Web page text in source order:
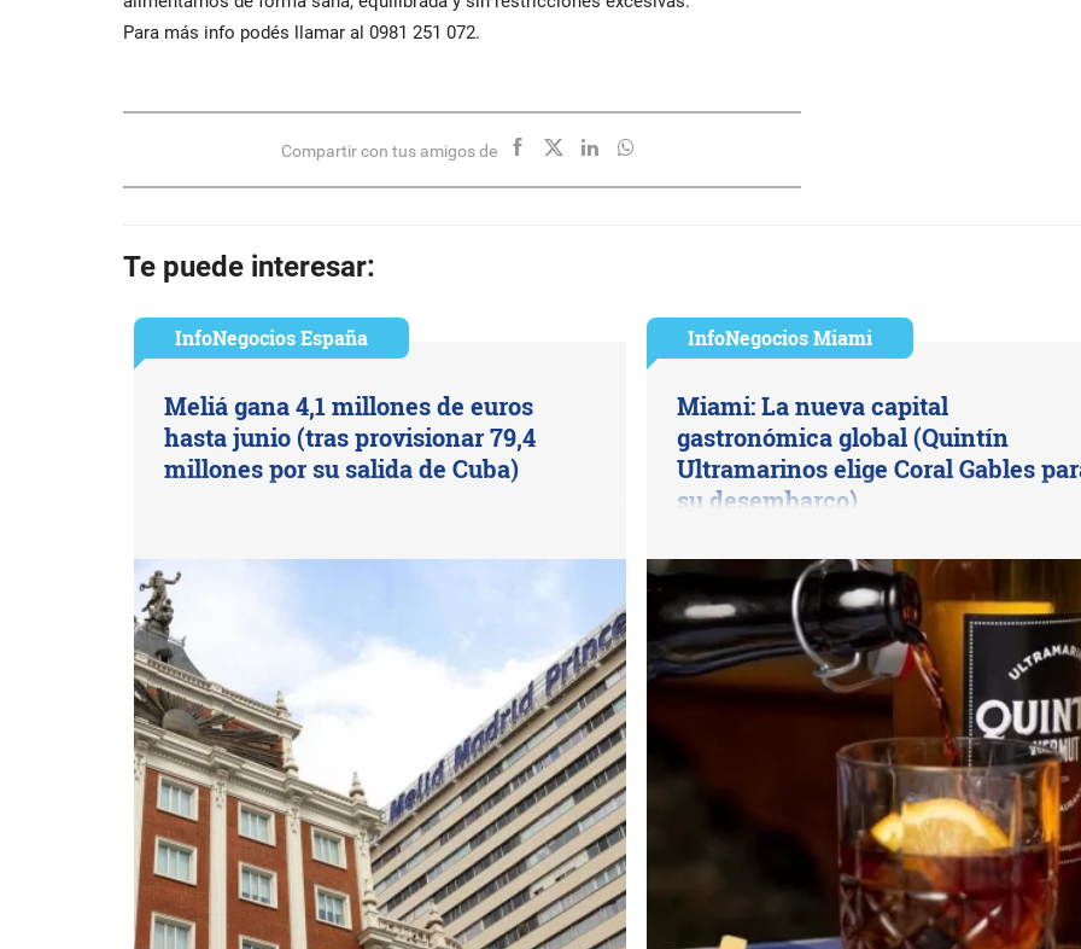
Para más info podés llamar al 0981 251 072.
Compartir con tus amigos de
Te puede interesar:
InfoNegocios España
Meliá gana 4,1 millones de euros
hasta junio (tras provisionar 79,4
millones por su salida de Cuba)
InfoNegocios Miami
Miami: La nueva capital
gastronómica global (Quintín
Ultramarinos elige Coral Gables
su desembarco)